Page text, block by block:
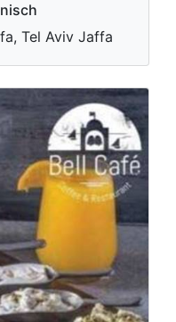
Tel Aviv Jaffa